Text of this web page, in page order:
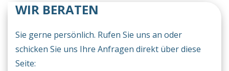
WIR BERATEN
Sie gerne persönlich. Rufen Sie uns an oder
schicken Sie uns Ihre Anfragen direkt über diese
Seite: